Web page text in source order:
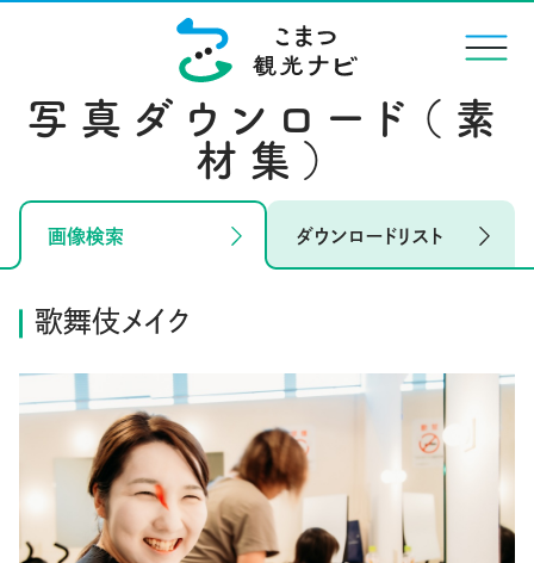
menu
写真ダウンロード（素
材集）
画像検索 ダウンロードリスト
歌舞伎メイク